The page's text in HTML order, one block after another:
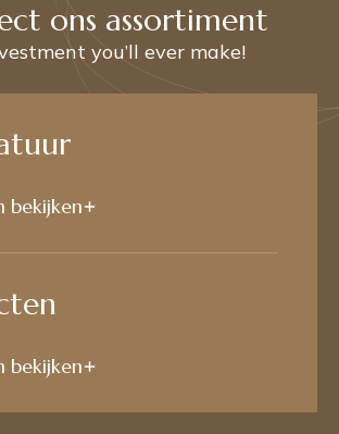
ons assortiment
you’ll ever make!
bekijken
bekijken